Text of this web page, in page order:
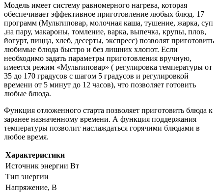
Модель имеет систему равномерного нагрева, которая
обеспечивает эффективное приготовление любых блюд. 17
программ (Мультиповар, молочная каша, тушение, жарка, суп
,на пару, макароны, томление, варка, выпечка, крупы, плов,
йогурт, пицца, хлеб, десерты, экспресс) позволят приготовить
любимые блюда быстро и без лишних хлопот. Если
необходимо задать параметры приготовления вручную,
имеется режим «Мультиповар» ( регулировка температуры от
35 до 170 градусов с шагом 5 градусов и регулировкой
времени от 5 минут до 12 часов), что позволяет готовить
любые блюда.
Функция отложенного старта позволяет приготовить блюда к
заранее назначенному времени. А функция поддержания
температуры позволит наслаждаться горячими блюдами в
любое время.
Характеристики
Источник энергии Вт
Тип энергии
Напряжение, В